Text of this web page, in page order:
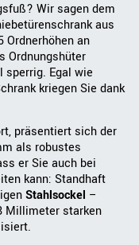
Wir sagen dem
aus
Ordnerhöhen an
Ordnungshüter
sperrig. Egal wie
kriegen Sie dank
präsentiert sich der
als robustes
er Sie auch bei
kann: Standhaft
Stahlsockel –
Millimeter starken